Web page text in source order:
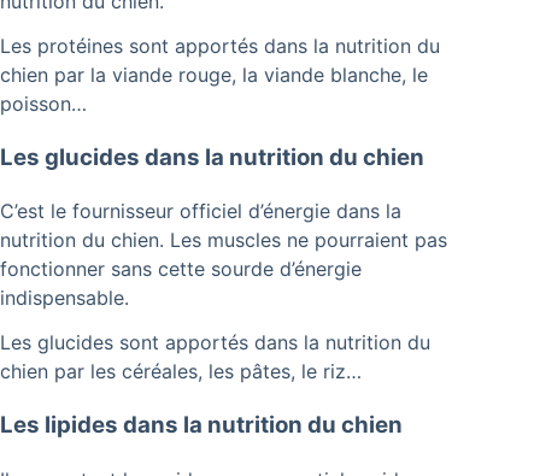
Les protéines sont apportés dans la nutrition du
chien par la viande rouge, la viande blanche, le
poisson…
Les glucides dans la nutrition du chien
C’est le fournisseur officiel d’énergie dans la
nutrition du chien. Les muscles ne pourraient pas
fonctionner sans cette sourde d’énergie
indispensable.
Les glucides sont apportés dans la nutrition du
chien par les céréales, les pâtes, le riz…
Les lipides dans la nutrition du chien